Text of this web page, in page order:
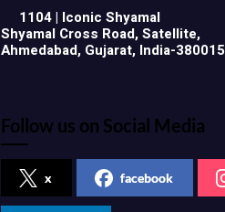
1104 | Iconic Shyamal
Shyamal Cross Road, Satellite,
Ahmedabad, Gujarat, India-380015
Follow us on Social Media
x facebook